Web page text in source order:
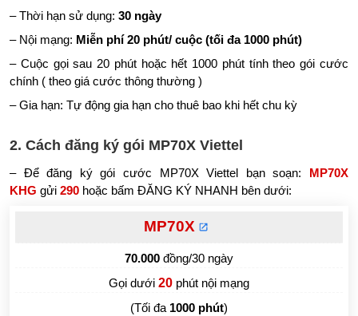
– Thời hạn sử dụng:30 ngày
– Nội mạng: Miễn phí 20 phút/ cuộc (tối đa 1000 phút)
– Cuộc gọi sau 20 phút hoặc hết 1000 phút tính theo gói cước
chính ( theo giá cước thông thường )
– Gia hạn: Tự động gia hạn cho thuê bao khi hết chu kỳ
2. Cách đăng ký gói MP70X Viettel
– Để đăng ký gói cước MP70X Viettel bạn soạn: MP70X
KHG gửi290 hoặc bấm ĐĂNG KÝ NHANH bên dưới:
MP70X
70.000đồng/30 ngày
Gọi dưới20 phút nội mạng
(Tối đa 1000 phút)